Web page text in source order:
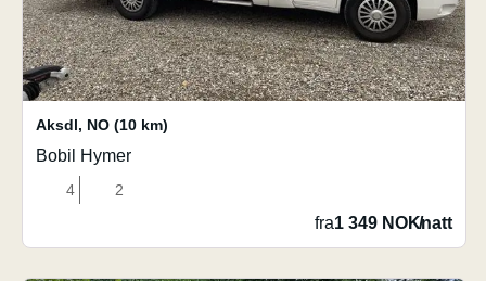
Aksdl, NO (10 km)
Bobil Hymer
4 2
fra1 349 NOK/natt